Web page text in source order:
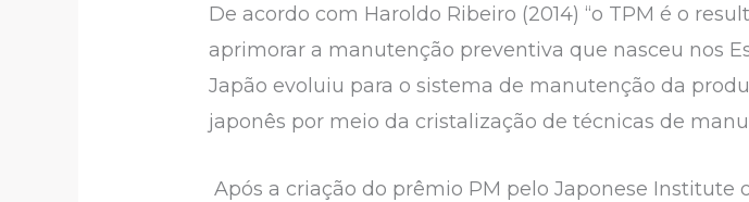
De acordo com Haroldo Ribeiro (2014) “o TPM é o
aprimorar a manutenção preventiva que nasceu nos
Japão evoluiu para o sistema de manutenção da
japonês por meio da cristalização de técnicas de
Após a criação do prêmio PM pelo Japonese Institute